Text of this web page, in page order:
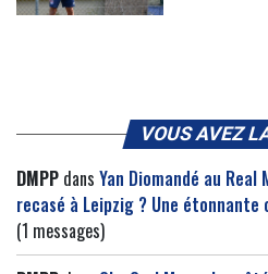
VOUS AVEZ
DMPP dans Yan Diomandé au
recasé à Leipzig ? Une étonnante
(1 messages)